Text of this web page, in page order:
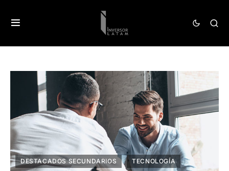
DESTACADOS SECUNDARIOS TECNOLOGÍA